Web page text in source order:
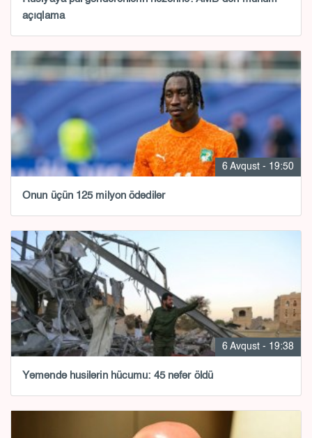
açıqlama
6 Avqust - 19:50
Onun üçün 125 milyon ödədilər
6 Avqust - 19:38
Yəməndə husilərin hücumu: 45 nəfər öldü